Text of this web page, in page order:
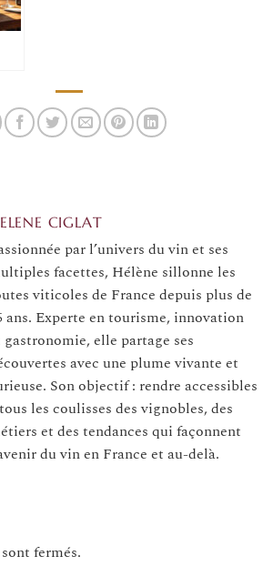
CIGLAT
par l’univers du vin et ses
facettes, Hélène sillonne les
viticoles de France depuis plus de
ans. Experte en tourisme, innovation
gastronomie, elle partage ses
avec une plume vivante et
Son objectif : rendre accessibles
les coulisses des vignobles, des
et des tendances qui façonnent
du vin en France et au-delà.
fermés.